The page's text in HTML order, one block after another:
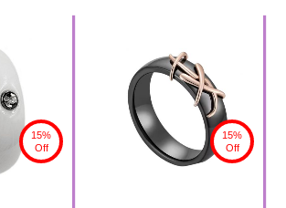
15%
Off
15%
Off